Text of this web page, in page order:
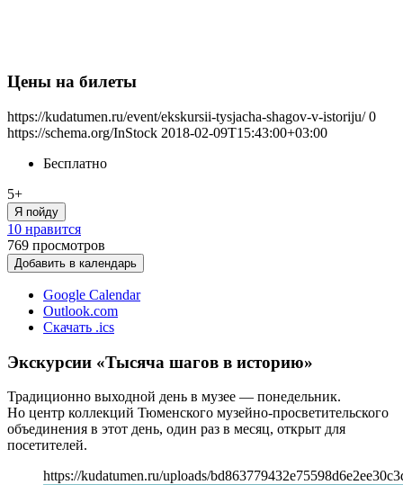
Цены на билеты
https://kudatumen.ru/event/ekskursii-tysjacha-shagov-v-istoriju/ 0
https://schema.org/InStock 2018-02-09T15:43:00+03:00
Бесплатно
5+
Я пойду
10 нравится
769 просмотров
Добавить в календарь
Google Calendar
Outlook.com
Скачать .ics
Экскурсии «Тысяча шагов в историю»
Традиционно выходной день в музее — понедельник.
Но центр коллекций Тюменского музейно-просветительского
объединения в этот день, один раз в месяц, открыт для
посетителей.
https://kudatumen.ru/uploads/